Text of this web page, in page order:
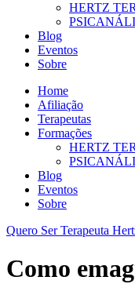
HERTZ
Blog
Eventos
Sobre
Home
Afiliação
Terapeutas
Formações
HERTZ
Blog
Eventos
Sobre
Quero Ser Terapeuta
Como